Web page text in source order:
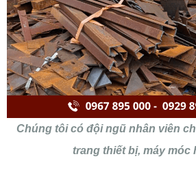
Chúng tôi có đội ngũ nhân viên
trang thiết bị, máy móc